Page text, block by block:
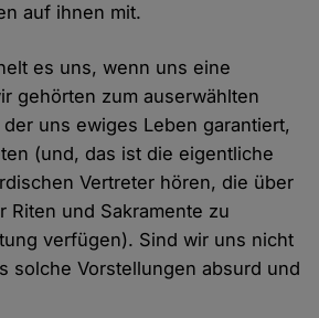
auf ihnen mit.
es uns, wenn uns eine
gehörten zum auserwählten
uns ewiges Leben garantiert,
(und, das ist die eigentliche
Vertreter hören, die über
Riten und Sakramente zu
verfügen). Sind wir uns nicht
solche Vorstellungen absurd und